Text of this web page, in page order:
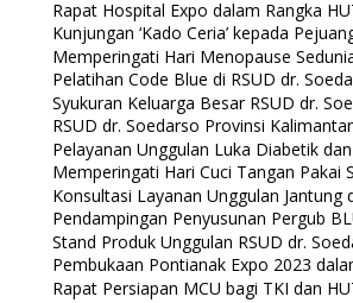
Rapat Hospital Expo dalam Rangka
Kunjungan ‘Kado Ceria’ kepada
Memperingati Hari Menopause
Pelatihan Code Blue di RSUD dr.
Syukuran Keluarga Besar RSUD dr.
RSUD dr. Soedarso Provinsi
Pelayanan Unggulan Luka Diabetik
Memperingati Hari Cuci Tangan Pakai
Konsultasi Layanan Unggulan Jantung
Pendampingan Penyusunan Pergub
Stand Produk Unggulan RSUD dr.
Pembukaan Pontianak Expo 2023
Rapat Persiapan MCU bagi TKI dan